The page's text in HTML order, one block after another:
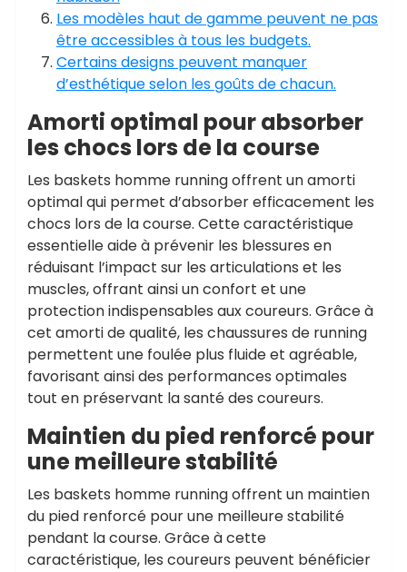
Les modèles haut de gamme peuvent ne pas
être accessibles à tous les budgets.
Certains designs peuvent manquer
d’esthétique selon les goûts de chacun.
Amorti optimal pour absorber
les chocs lors de la course
Les baskets homme running offrent un amorti
optimal qui permet d’absorber efficacement les
chocs lors de la course. Cette caractéristique
essentielle aide à prévenir les blessures en
réduisant l’impact sur les articulations et les
muscles, offrant ainsi un confort et une
protection indispensables aux coureurs. Grâce à
cet amorti de qualité, les chaussures de running
permettent une foulée plus fluide et agréable,
favorisant ainsi des performances optimales
tout en préservant la santé des coureurs.
Maintien du pied renforcé pour
une meilleure stabilité
Les baskets homme running offrent un maintien
du pied renforcé pour une meilleure stabilité
pendant la course. Grâce à cette
caractéristique, les coureurs peuvent bénéficier